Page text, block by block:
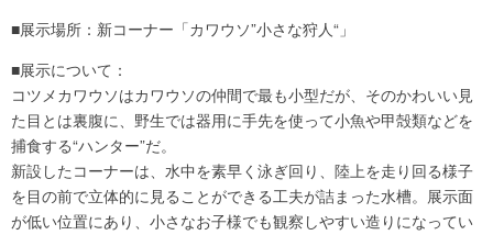
■展示場所：新コーナー「カワウソ”小さな狩人“」
■展示について：
コツメカワウソはカワウソの仲間で最も小型だが、そのかわいい見
た目とは裏腹に、野生では器用に手先を使って小魚や甲殻類などを
捕食する“ハンター”だ。
新設したコーナーは、水中を素早く泳ぎ回り、陸上を走り回る様子
を目の前で立体的に見ることができる工夫が詰まった水槽。展示面
が低い位置にあり、小さなお子様でも観察しやすい造りになってい